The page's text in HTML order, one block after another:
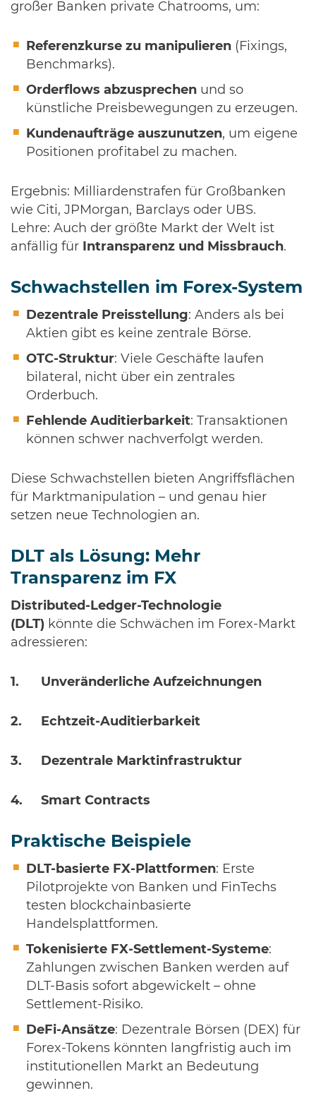
großer Banken private Chatrooms, um:
Referenzkurse zu manipulieren (Fixings,
Benchmarks).
Orderflows abzusprechen und so
künstliche Preisbewegungen zu erzeugen.
Kundenaufträge auszunutzen, um eigene
Positionen profitabel zu machen.
Ergebnis: Milliardenstrafen für Großbanken
wie Citi, JPMorgan, Barclays oder UBS.
Lehre: Auch der größte Markt der Welt ist
anfällig für
Intransparenz und Missbrauch.
Schwachstellen im Forex-System
Dezentrale Preisstellung: Anders als bei
Aktien gibt es keine zentrale Börse.
OTC-Struktur: Viele Geschäfte laufen
bilateral, nicht über ein zentrales
Orderbuch.
Fehlende Auditierbarkeit: Transaktionen
können schwer nachverfolgt werden.
Diese Schwachstellen bieten Angriffsflächen
für Marktmanipulation – und genau hier
setzen neue Technologien an.
DLT als Lösung: Mehr
Transparenz im FX
Distributed-Ledger-Technologie
(DLT) könnte die Schwächen im Forex-Markt
adressieren:
Unveränderliche Aufzeichnungen
Echtzeit-Auditierbarkeit
Dezentrale Marktinfrastruktur
Smart Contracts
Praktische Beispiele
DLT-basierte FX-Plattformen: Erste
Pilotprojekte von Banken und FinTechs
testen blockchainbasierte
Handelsplattformen.
Tokenisierte FX-Settlement-Systeme:
Zahlungen zwischen Banken werden auf
DLT-Basis sofort abgewickelt – ohne
Settlement-Risiko.
DeFi-Ansätze: Dezentrale Börsen (DEX) für
Forex-Tokens könnten langfristig auch im
institutionellen Markt an Bedeutung
gewinnen.